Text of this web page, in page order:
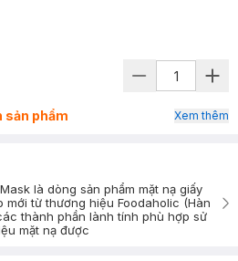
sản phẩm Xem thêm
là dòng sản phẩm mặt nạ giấy
từ thương hiệu Foodaholic (Hàn
thành phần lành tính phù hợp sử
mặt nạ được